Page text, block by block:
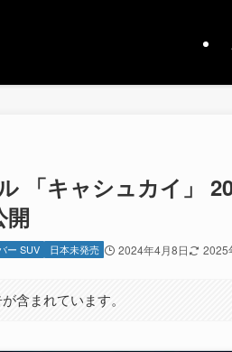
「キャシュカイ」
開
ー SUV 日本未発売 2024年4月8日 2025
含まれています。